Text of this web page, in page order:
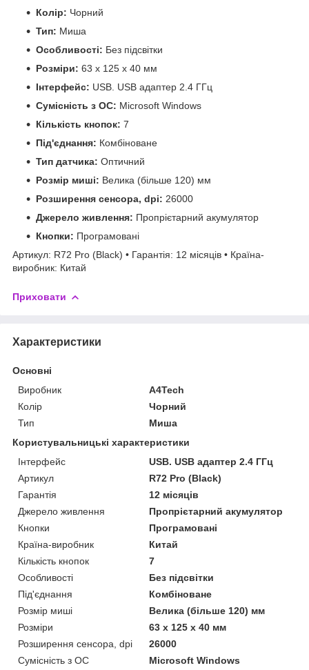
Колір: Чорний
Тип: Миша
Особливості: Без підсвітки
Розміри: 63 x 125 x 40 мм
Інтерфейс: USB. USB адаптер 2.4 ГГц
Сумісність з ОС: Microsoft Windows
Кількість кнопок: 7
Під'єднання: Комбіноване
Тип датчика: Оптичний
Розмір миші: Велика (більше 120) мм
Розширення сенсора, dpi: 26000
Джерело живлення: Пропрієтарний акумулятор
Кнопки: Програмовані
Артикул: R72 Pro (Black) • Гарантія: 12 місяців • Країна-
виробник: Китай
Приховати
Характеристики
Основні
Виробник
A4Tech
Колір
Чорний
Тип
Миша
Користувальницькі характеристики
Інтерфейс
USB. USB адаптер 2.4 ГГц
Артикул
R72 Pro (Black)
Гарантія
12 місяців
Джерело живлення
Пропрієтарний акумулятор
Кнопки
Програмовані
Країна-виробник
Китай
Кількість кнопок
7
Особливості
Без підсвітки
Під'єднання
Комбіноване
Розмір миші
Велика (більше 120) мм
Розміри
63 x 125 x 40 мм
Розширення сенсора, dpi
26000
Сумісність з ОС
Microsoft Windows